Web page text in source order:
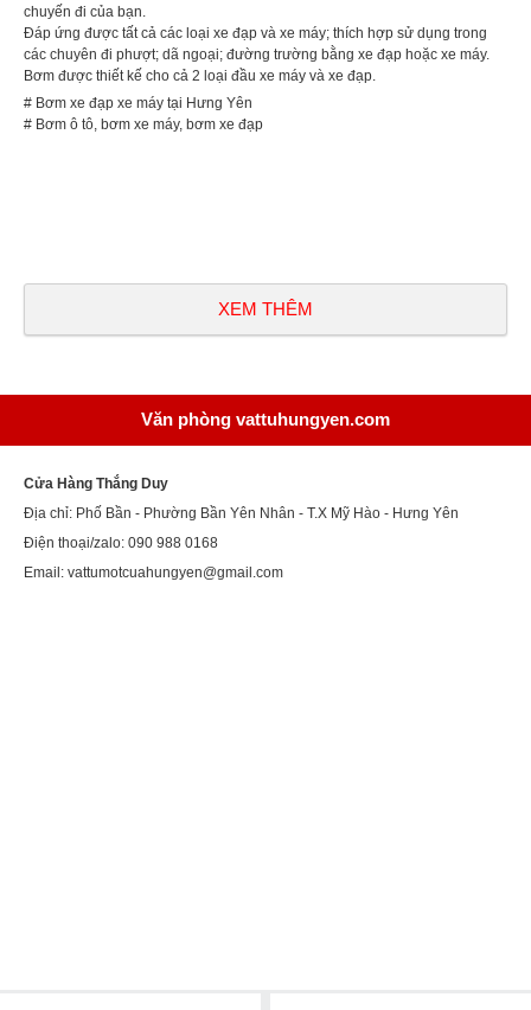
chuyến đi của bạn.
Đáp ứng được tất cả các loại xe đạp và xe máy; thích hợp sử dụng trong
các chuyên đi phượt; dã ngoại; đường trường bằng xe đạp hoặc xe máy.
Bơm được thiết kế cho cả 2 loại đầu xe máy và xe đạp.
# Bơm xe đạp xe máy tại Hưng Yên
# Bơm ô tô, bơm xe máy, bơm xe đạp
XEM THÊM
Văn phòng vattuhungyen.com
Cửa Hàng Thắng Duy
Địa chỉ: Phố Bần - Phường Bần Yên Nhân - T.X Mỹ Hào - Hưng Yên
Điện thoại/zalo: 090 988 0168
Email: vattumotcuahungyen@gmail.com